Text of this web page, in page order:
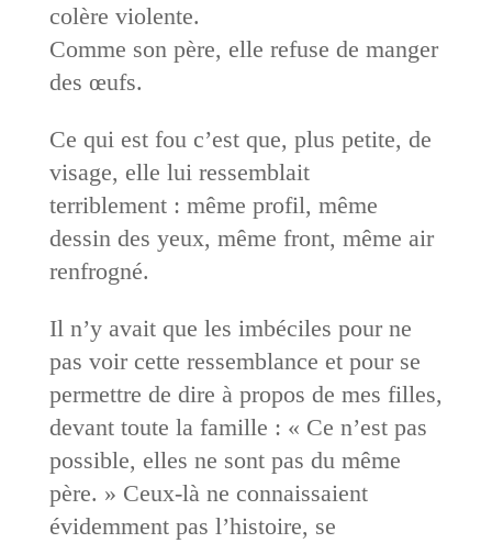
colère violente.
Comme son père, elle refuse de manger
des œufs.
Ce qui est fou c’est que, plus petite, de
visage, elle lui ressemblait
terriblement : même profil, même
dessin des yeux, même front, même air
renfrogné.
Il n’y avait que les imbéciles pour ne
pas voir cette ressemblance et pour se
permettre de dire à propos de mes filles,
devant toute la famille : « Ce n’est pas
possible, elles ne sont pas du même
père. » Ceux-là ne connaissaient
évidemment pas l’histoire, se